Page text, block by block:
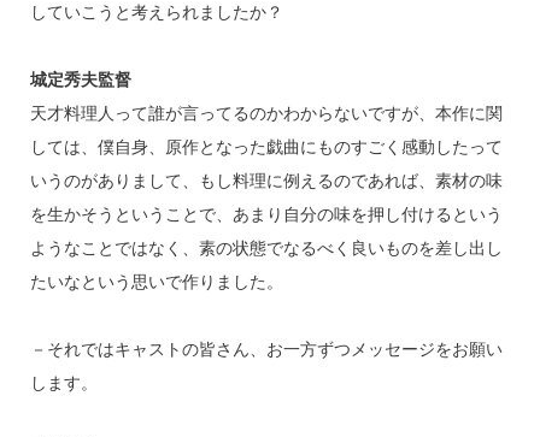
していこうと考えられましたか？
城定秀夫監督
天才料理人って誰が言ってるのかわからないですが、本作に関
しては、僕自身、原作となった戯曲にものすごく感動したって
いうのがありまして、もし料理に例えるのであれば、素材の味
を生かそうということで、あまり自分の味を押し付けるという
ようなことではなく、素の状態でなるべく良いものを差し出し
たいなという思いで作りました。
－それではキャストの皆さん、お一方ずつメッセージをお願い
します。